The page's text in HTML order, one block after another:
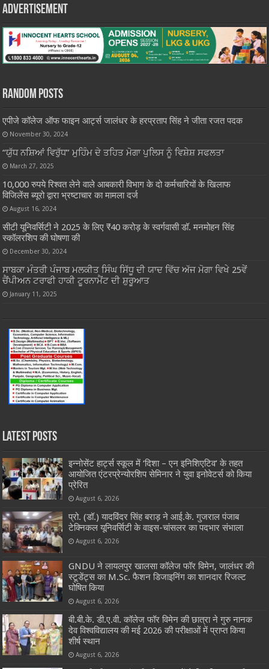
Advertisement
Random Posts
एपीजे कॉलेज ऑफ फाइन आर्ट्स जालंधर के हरप्रताप सिंह ने जीता रजत पदक
November 30, 2024
“ਯੁੱਧ ਨਸ਼ਿਆਂ ਵਿਰੁੱਧ” ਮੁਹਿੰਮ ਦੇ ਤਹਿਤ ਮੋਗਾ ਪੁਲਿਸ ਨੂੰ ਵਿਸ਼ੇਸ਼ ਸਫਲਤਾ
March 27, 2025
10,000 रुपये रिश्वत लेने वाले आबकारी विभाग के दो कर्मचारियों के खिलाफ
विजिलेंस ब्यूरो द्वारा भ्रष्टाचार का मामला दर्ज
August 16, 2024
सीटी यूनिवर्सिटी ने 2025 के लिए ₹40 करोड़ के स्वर्गवासी डॉ. मनमोहन सिंह
स्कॉलरशिप की घोषणा की
December 30, 2024
ਸਾਬਕਾ ਮੰਤਰੀ ਪੰਜਾਬ ਮਲਕੀਤ ਸਿੰਘ ਸਿੱਧੂ ਦੀ ਯਾਦ ਵਿੱਚ ਅੱਜ ਮੋਗਾ ਵਿਖੇ 25ਵੇਂ
ਚੈਂਪੀਅਨ ਟਰਾਫੀ ਹਾਕੀ ਟੂਰਨਾਮੈਂਟ ਦੀ ਸ਼ੁਰੂਆਤ
January 11, 2025
Latest Posts
इन्नोसेंट हार्ट्स स्कूल में ‘दिशा – एन इनिशिएटिव’ के तहत
आयोजित एंटरप्रेन्योरशिप सेमिनार ने युवा इनोवेटर्स को किया
प्रेरित
August 6, 2026
प्रो. (डॉ.) यादविंदर सिंह बराड़ ने आई.के. गुजराल पंजाब
टेक्निकल यूनिवर्सिटी के वाइस-चांसलर का पदभार संभाला
August 6, 2026
GNDU ने लायलपुर खालसा कॉलेज फॉर विमेन, जालंधर की
स्टूडेंट्स का M.Sc. फैशन डिजाइनिंग का शानदार रिजल्ट
घोषित किया
August 6, 2026
बी.बी.के. डी.ए.वी. कॉलेज फॉर विमेन की छात्रा ने गुरु नानक
देव विश्वविद्यालय की मई 2026 की परीक्षाओं में प्राप्त किया
शीर्ष स्थान
August 6, 2026